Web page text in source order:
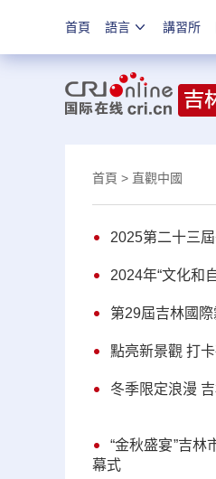
首頁 語言 講習所
首頁 > 直觀中國
2025第二十三
2024年“文化和
第29屆吉林國
點亮新景觀 打
冬季限定浪漫
“金秋盛宴”吉林
幕式